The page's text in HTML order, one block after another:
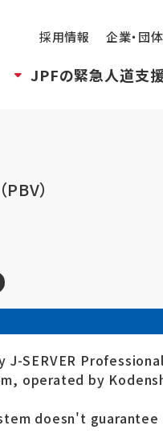
採用情報 企業・団
JPFの緊急人道支
）
SERVER
operated by
doesn't guarantee